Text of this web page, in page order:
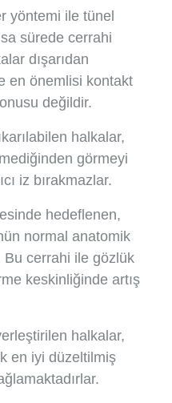
yöntemi ile tünel
sürede cerrahi
dışarıdan
en önemlisi kontakt
değildir.
halkalar,
görmeyi
iz bırakmazlar.
hedeflenen,
normal anatomik
cerrahi ile gözlük
keskinliğinde artış
halkalar,
en iyi düzeltilmiş